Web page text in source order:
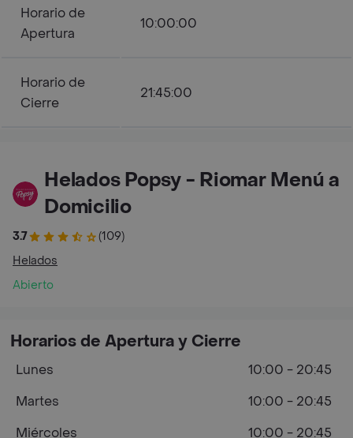
Horario de
Apertura
10:00:00
Horario de
Cierre
21:45:00
Helados Popsy - Riomar Menú a
Domicilio
3.7
(109)
Helados
Abierto
Horarios de Apertura y Cierre
Lunes
10:00 - 20:45
Martes
10:00 - 20:45
Miércoles
10:00 - 20:45